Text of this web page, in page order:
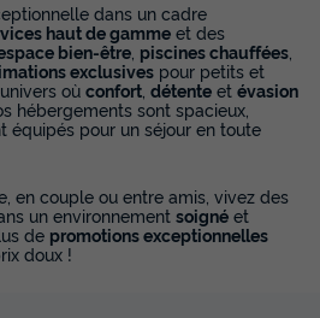
dans un cadre
haut de gamme et des
bien-être piscines chauffées
exclusives pour petits et
où confort détente et évasion
hébergements sont spacieux,
équipés pour un séjour en toute
en couple ou entre amis, vivez des
un environnement soigné et
de promotions exceptionnelles
doux !